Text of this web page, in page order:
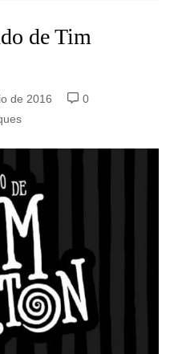
de Tim
de 2016
0